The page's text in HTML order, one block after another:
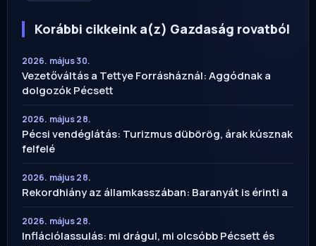
Korábbi cikkeink a(z) Gazdaság rovatból
2026. május 30.
Vezetőváltás a Tettye Forrásháznál: Aggódnak a
dolgozók Pécsett
2026. május 28.
Pécsi vendéglátás: Turizmus dübörög, árak kúsznak
felfelé
2026. május 28.
Rekordhiány az államkasszában: Baranyát is érinti a
2026. május 28.
Inflációlassulás: mi drágul, mi olcsóbb Pécsett és